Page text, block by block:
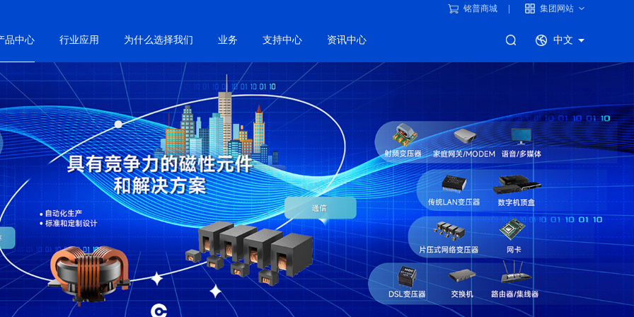
铭普商城 集团网站
品中心 行业应用 为什么选择我们 业务 支持中心 资讯中心 中文